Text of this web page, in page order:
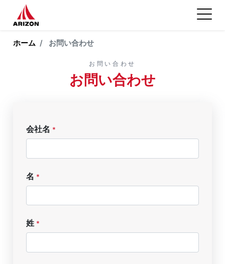
ホーム お問い合わせ
お問い合わせ
お問い合わせ
会社名 *
名 *
姓 *